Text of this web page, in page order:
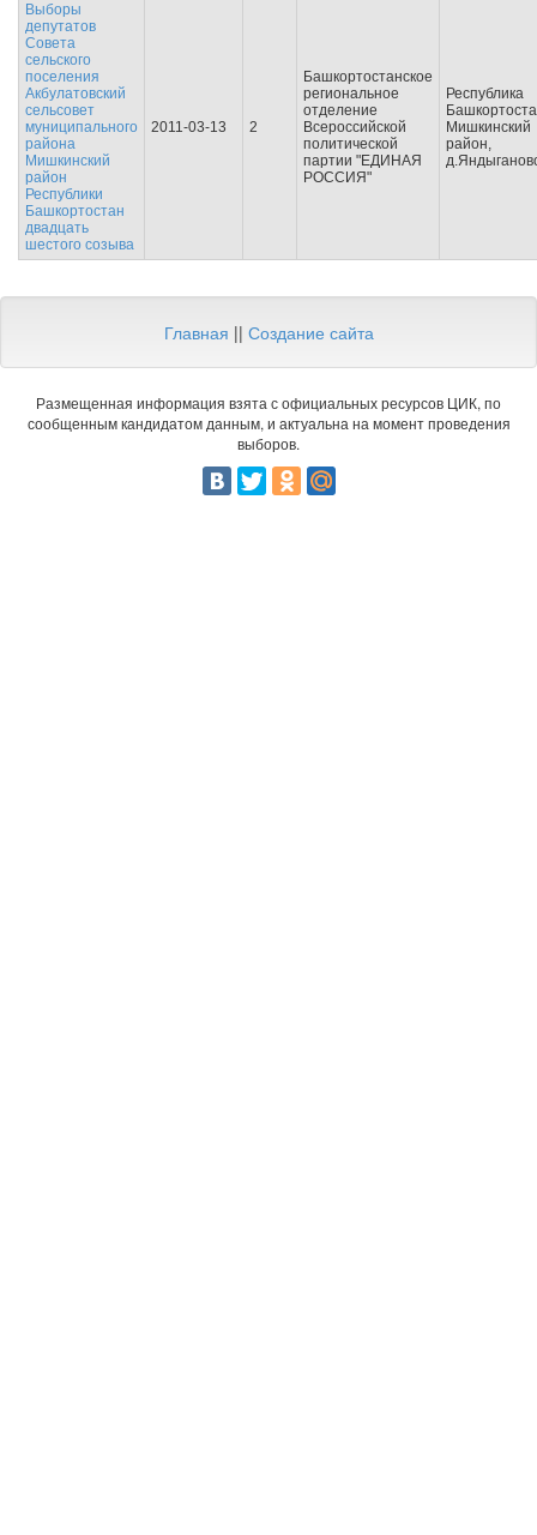
Выборы
депутатов
Совета
сельского
поселения
Акбулатовский
сельсовет
муниципального
района
Мишкинский
район
Республики
Башкортостан
двадцать
шестого созыва
2011-03-13 2
Башкортостанское
региональное
отделение
Всероссийской
политической
партии "ЕДИНАЯ
РОССИЯ"
Республика
Мишкинский
район,
Главная || Создание сайта
Размещенная информация взята с официальных ресурсов ЦИК, по
сообщенным кандидатом данным, и актуальна на момент проведения
выборов.